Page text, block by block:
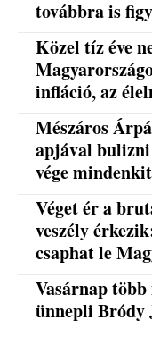
továbbra is
Közel tíz éve
infláció, az
Mészáros
apjával bulizni
vége
Véget ér a
veszély
csaphat le
Vasárnap
ünnepli Bródy